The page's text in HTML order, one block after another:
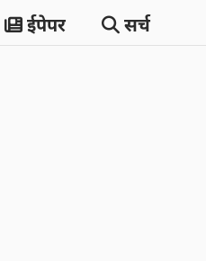
ईपेपर सर्च